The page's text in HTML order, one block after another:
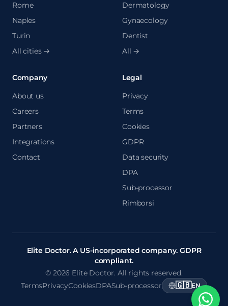
Rome
Naples
Turin
All cities →
Dermatology
Gynaecology
Dentist
All →
Company
About us
Careers
Partners
Integrations
Contact
Legal
Privacy
Terms
Cookies
GDPR
Data security
DPA
Sub-processor
Rimborsi
Elite Doctor. A US-incorporated company. GDPR
compliant.
© 2026 Elite Doctor. All rights reserved.
TermsPrivacyCookiesDPASub-processor 🇬🇧EN